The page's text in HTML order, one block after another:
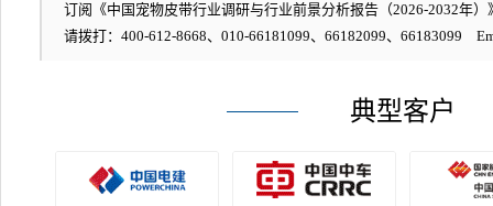
订阅《中国宠物皮带行业调研与行业前景分析报告（2026-2032年）
请拨打：400-612-8668、010-66181099、66182099、66183099
典型客户